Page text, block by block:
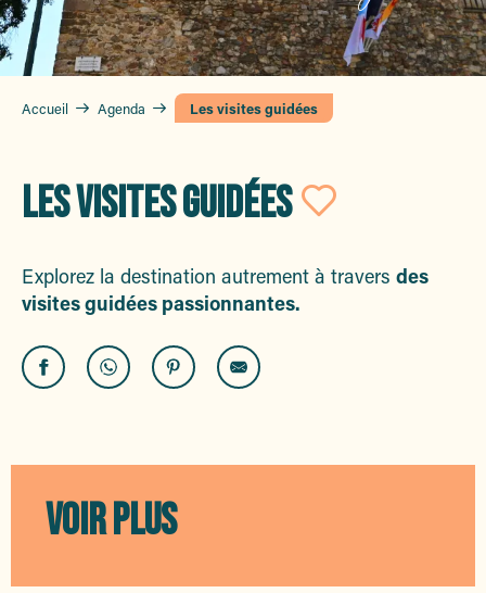
Accueil Agenda Les visites guidées
LES VISITES GUIDÉES Ajouter
Explorez la destination autrement à travers des
visites guidées passionnantes.
Immersion aquatique
Immersion gourmande : Balade dans les vignes
VOIR PLUS